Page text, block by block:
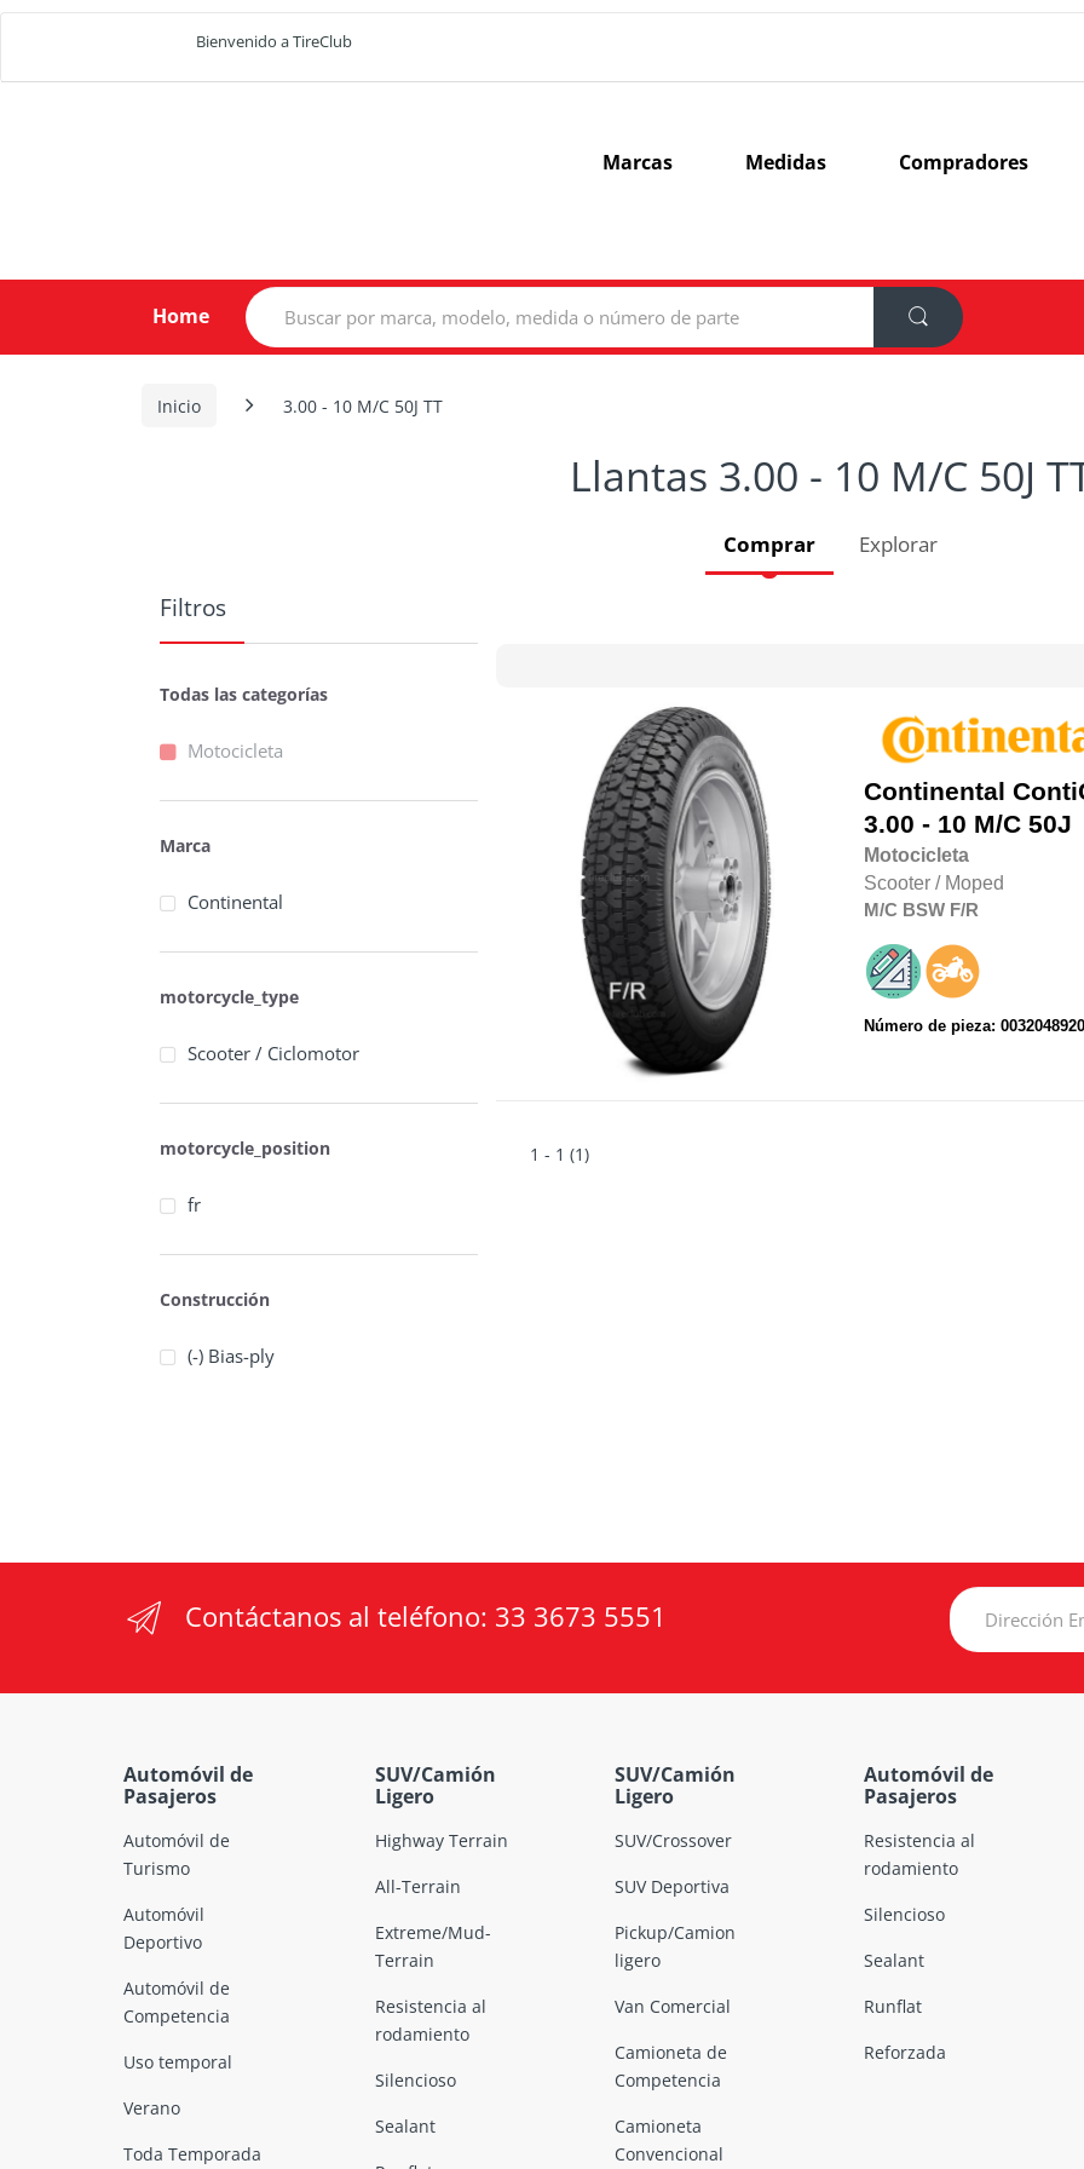
Bienvenido a TireClub
Marcas Medidas Compradores
Home
Search
for:
Inicio 3.00 - 10 M/C 50J TT
Llantas 3.00 - 10 M/C 50J
Comprar Explorar
Continental
3.00 - 10 M/C 50J
Motocicleta
Scooter / Moped
M/C BSW F/R
Número de pieza:
1 - 1 (1)
Filtros
Todas las categorías
Motocicleta
Marca
Continental
motorcycle_type
Scooter / Ciclomotor
motorcycle_position
fr
Construcción
(-) Bias-ply
Contáctanos al teléfono: 33 3673 5551
Automóvil de
Pasajeros
Automóvil de
Turismo
Automóvil
Deportivo
Automóvil de
Competencia
Uso temporal
Verano
Toda Temporada
SUV/Camión
Ligero
Highway Terrain
All-Terrain
Extreme/Mud-
Terrain
Resistencia al
rodamiento
Silencioso
Sealant
SUV/Camión
Ligero
SUV/Crossover
SUV Deportiva
Pickup/Camion
ligero
Van Comercial
Camioneta de
Competencia
Camioneta
Convencional
Automóvil de
Pasajeros
Resistencia al
rodamiento
Silencioso
Sealant
Runflat
Reforzada